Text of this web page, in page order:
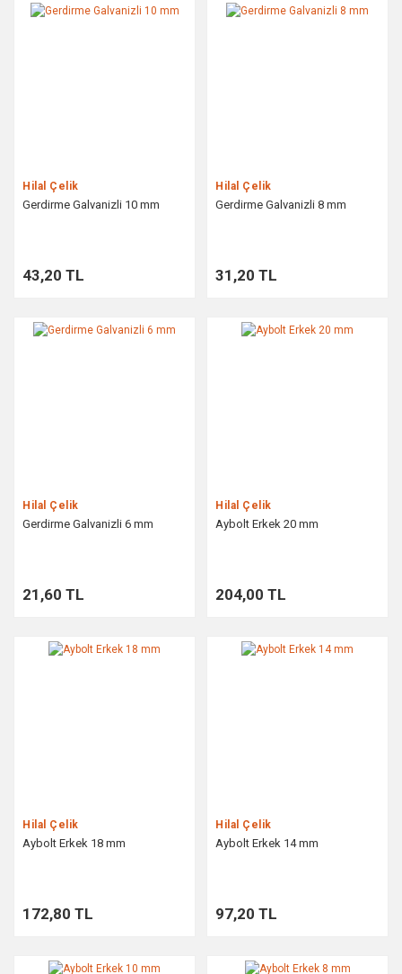
Hilal Çelik
Gerdirme Galvanizli 10 mm
43,20 TL
Hilal Çelik
Gerdirme Galvanizli 8 mm
31,20 TL
Hilal Çelik
Gerdirme Galvanizli 6 mm
21,60 TL
Hilal Çelik
Aybolt Erkek 20 mm
204,00 TL
Hilal Çelik
Aybolt Erkek 18 mm
172,80 TL
Hilal Çelik
Aybolt Erkek 14 mm
97,20 TL